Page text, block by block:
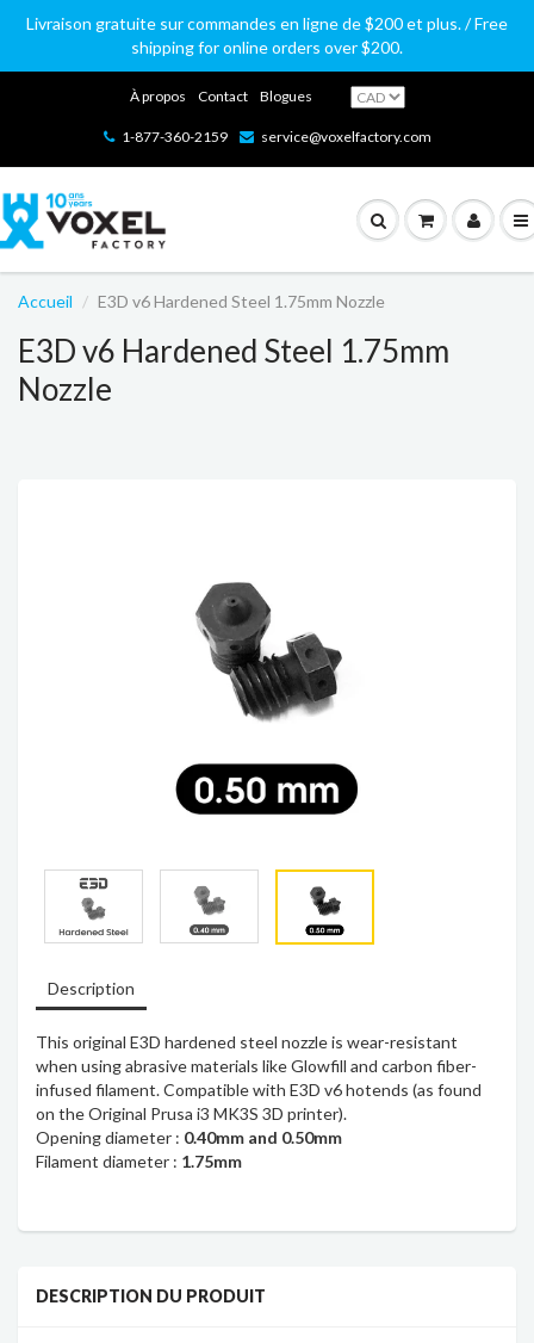
Livraison gratuite sur commandes en ligne de $200 et plus. / Free
shipping for online orders over $200.
À propos Contact Blogues
1-877-360-2159 service@voxelfactory.com
Accueil E3D v6 Hardened Steel 1.75mm Nozzle
E3D v6 Hardened Steel 1.75mm
Nozzle
Description
This original E3D hardened steel nozzle is wear-resistant
when using abrasive materials like Glowfill and carbon fiber-
infused filament. Compatible with E3D v6 hotends (as found
on theOriginal Prusa i3 MK3S 3D printer).
Opening diameter : 0.40mm and 0.50mm
Filament diameter : 1.75mm
DESCRIPTION DU PRODUIT